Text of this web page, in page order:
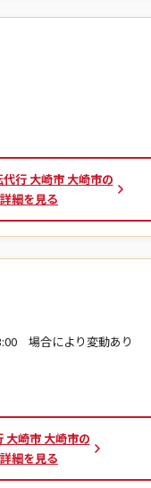
行 大崎市 大崎市の
細を見る
場合により変動あり
大崎市 大崎市の
細を見る